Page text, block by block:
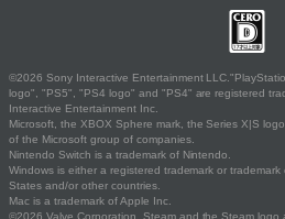
©2026 Sony Interactive Entertainment
logo", "PS5", "PS4 logo" and "PS4" are registered
Interactive Entertainment Inc.
Microsoft, the XBOX Sphere mark, the Series X|S
of the Microsoft group of companies.
Nintendo Switch is a trademark of Nintendo.
Windows is either a registered trademark or
States and/or other countries.
Mac is a trademark of Apple Inc.
©2026 Valve Corporation. Steam and the Steam logo